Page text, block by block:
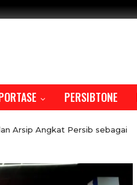
PERSIBTONE
Arsip Angkat Persib sebagai